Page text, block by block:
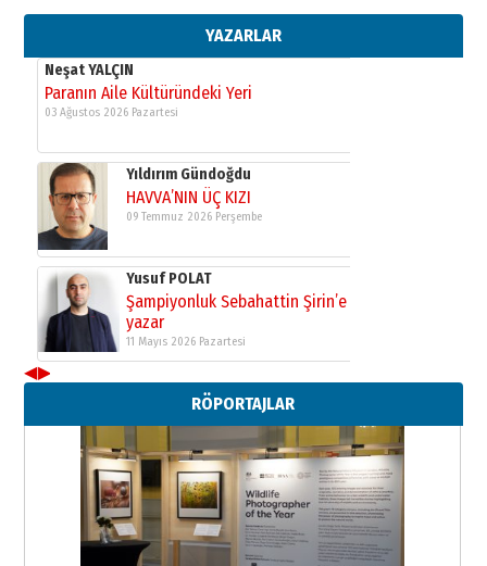
YAZARLAR
11 Mayıs 2026 Pazartesi
Neşat YALÇIN
Paranın Aile Kültüründeki Yeri
03 Ağustos 2026 Pazartesi
Yıldırım Gündoğdu
HAVVA’NIN ÜÇ KIZI
09 Temmuz 2026 Perşembe
Yusuf POLAT
Şampiyonluk Sebahattin Şirin’e
yazar
11 Mayıs 2026 Pazartesi
Neşat YALÇIN
Paranın Aile Kültüründeki Yeri
03 Ağustos 2026 Pazartesi
Yıldırım Gündoğdu
HAVVA’NIN ÜÇ KIZI
09 Temmuz 2026 Perşembe
◀▶
RÖPORTAJLAR